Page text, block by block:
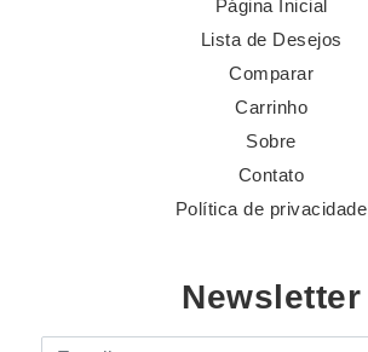
Página Inicial
Lista de Desejos
Comparar
Carrinho
Sobre
Contato
Política de privacidade
Newsletter